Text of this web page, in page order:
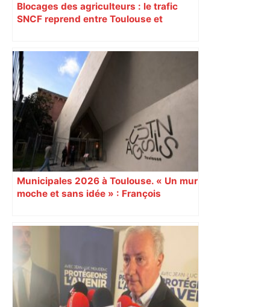
Blocages des agriculteurs : le trafic
SNCF reprend entre Toulouse et
Municipales 2026 à Toulouse. « Un mur
moche et sans idée » : François
Augustins